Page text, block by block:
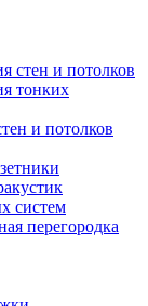
стен и потолков
тонких
и потолков
систем
перегородка